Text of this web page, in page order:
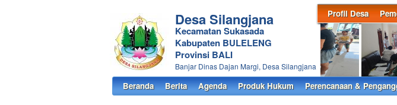
Profil Desa
Desa Silangjana
Kecamatan Sukasada
Kabupaten BULELENG
Provinsi BALI
Banjar Dinas Dajan Margi, Desa Silangjana
Beranda Berita Agenda Produk Hukum Perencanaan &